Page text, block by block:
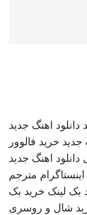
دانلود اهنگ جدید
جدید خرید فالوور
دانلود اهنگ جدید
اینستاگرام مترجم
بک لینک خرید بک
شال و روسری